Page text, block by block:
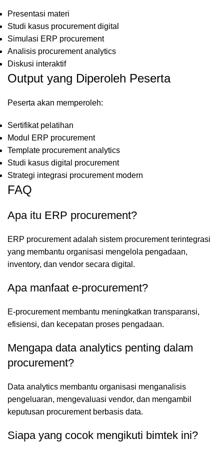
Presentasi materi
Studi kasus procurement digital
Simulasi ERP procurement
Analisis procurement analytics
Diskusi interaktif
Output yang Diperoleh Peserta
Peserta akan memperoleh:
Sertifikat pelatihan
Modul ERP procurement
Template procurement analytics
Studi kasus digital procurement
Strategi integrasi procurement modern
FAQ
Apa itu ERP procurement?
ERP procurement adalah sistem procurement terintegrasi
yang membantu organisasi mengelola pengadaan,
inventory, dan vendor secara digital.
Apa manfaat e-procurement?
E-procurement membantu meningkatkan transparansi,
efisiensi, dan kecepatan proses pengadaan.
Mengapa data analytics penting dalam
procurement?
Data analytics membantu organisasi menganalisis
pengeluaran, mengevaluasi vendor, dan mengambil
keputusan procurement berbasis data.
Siapa yang cocok mengikuti bimtek ini?